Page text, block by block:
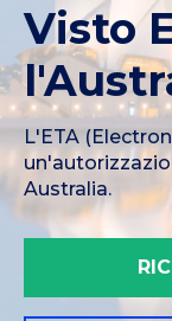
Visto
L'ETA
Australia.